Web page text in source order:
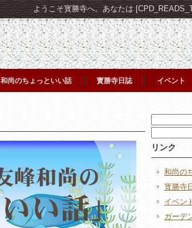
ようこそ寳勝寺へ。あなたは
和尚のちょっといい話 寳勝寺日誌 イベント
索:
索:
リンク
和尚の
寳勝寺
イベン
ガーデ